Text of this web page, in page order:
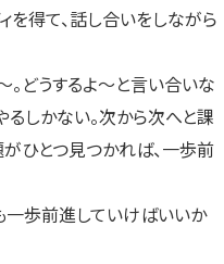
を得て、話し合いをしながら
。どうするよ～と言い合いな
るしかない。次から次へと課
ひとつ見つかれば、一歩前
一歩前進していけばいいか